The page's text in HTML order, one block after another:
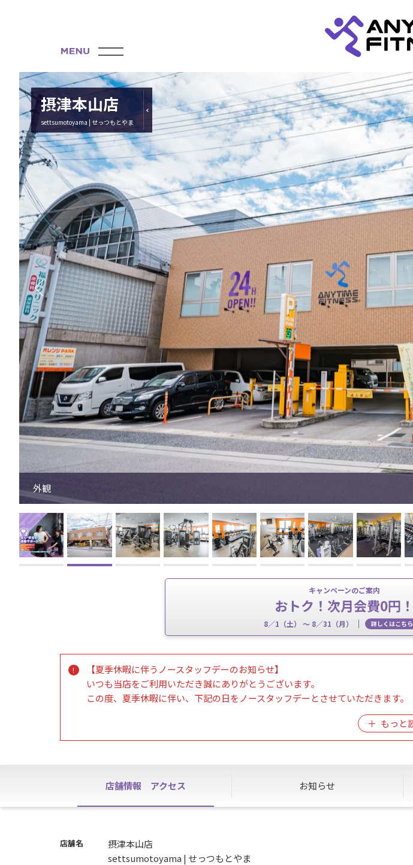
摂津本山店
settsumotoyama | せっつもとやま
マシンエリア
キャンペーンのご案内
おトク！次月会費0円！
8／1（土） 〜 8／31（月） 詳しくはこちら
【夏季休暇に伴うノースタッフデーのお知らせ】
いつも当店をご利用いただき誠にありがとうございます。
この度、夏季休暇に伴い、下記の日をノースタッフデーとさせていただきます。
ノースタッフデー：8月14日（金）、8月15日（土）、8月16日（日）
【8月のノースタッフデーのご案内】
店舗情報 アクセス お知らせ
店舗名
摂津本山店
settsumotoyama | せっつもとやま